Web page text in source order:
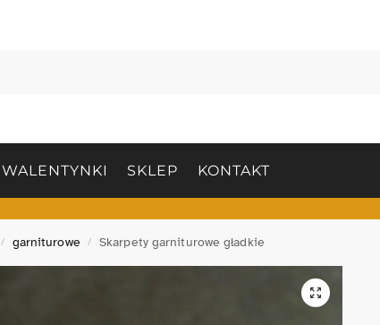
WALENTYNKI SKLEP KONTAKT
/ garniturowe / Skarpety garniturowe gładkie